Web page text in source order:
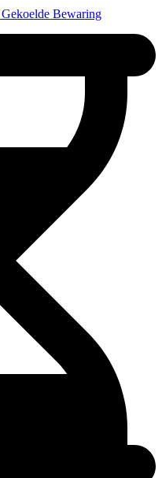
Bewaring